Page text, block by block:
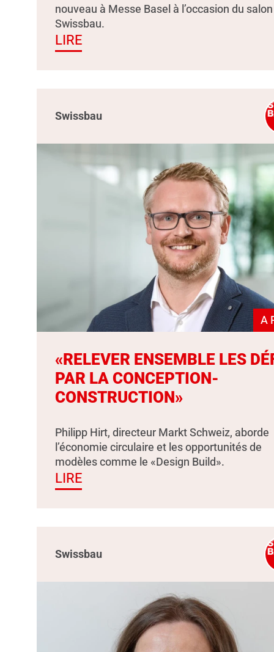
nouveau à Messe Basel à l’occasion du salon
Swissbau.
LIRE
Swissbau
A
«RELEVER ENSEMBLE LES
PAR LA CONCEPTION-
CONSTRUCTION»
Philipp Hirt, directeur Markt Schweiz, aborde
l’économie circulaire et les opportunités de
modèles comme le «Design Build».
LIRE
Swissbau